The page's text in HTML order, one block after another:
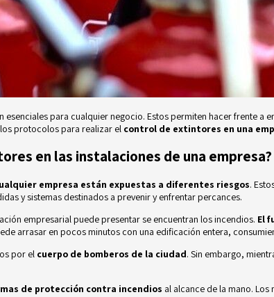
esenciales para cualquier negocio. Estos permiten hacer frente
protocolos para realizar el control de extintores en una
en las instalaciones de una empresa?
empresa están expuestas a diferentes riesgos.
y sistemas destinados a prevenir y enfrentar percances.
empresarial puede presentar se encuentran los incendios. El
arrasar en pocos minutos con una edificación entera,
por el cuerpo de bomberos de la ciudad. Sin embargo,
de protección contra incendios al alcance de la mano.